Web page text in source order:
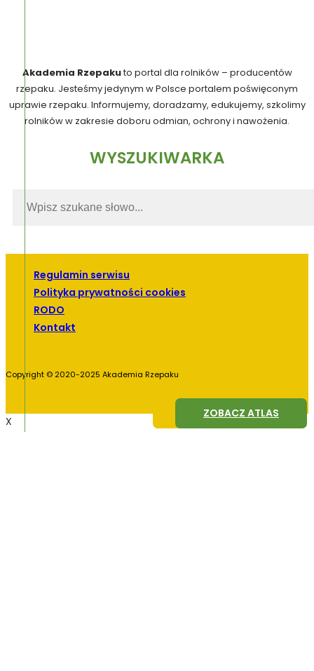
ZOBACZ AGROFAGI
ZOBACZ ATLAS
Akademia Rzepakuto portal dla rolników – producentów
rzepaku. Jesteśmy jedynym w Polsce portalem poświęconym
uprawie rzepaku. Informujemy, doradzamy, edukujemy, szkolimy
rolników w zakresie doboru odmian, ochrony i nawożenia.
WYSZUKIWARKA
Copyright © 2020-2025 Akademia Rzepaku
Regulamin serwisu
Polityka prywatności cookies
RODO
Kontakt
X